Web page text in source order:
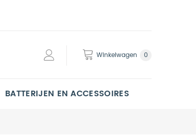
Winkelwagen 0
BATTERIJEN EN ACCESSOIRES